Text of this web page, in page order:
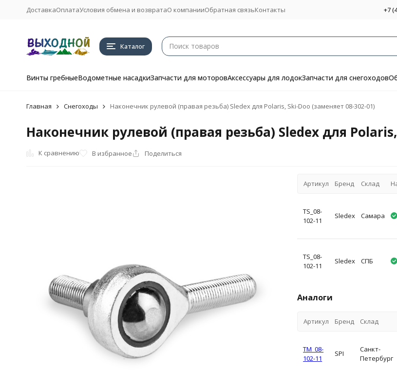
ДоставкаОплатаУсловия обмена и возвратаО компанииОбратная связьКонтакты +7
Каталог
Винты гребныеВодометные насадкиЗапчасти для моторовАксессуары для лодокЗапчасти для снегоходов
Главная Снегоходы Наконечник рулевой (правая резьба) Sledex для Polaris, Ski-Doo (заменяет 08-302-01)
Наконечник рулевой (правая резьба) Sledex для
К сравнению В избранное Поделиться
Артикул Бренд Склад
TS_08-
102-11
Sledex Самара
TS_08-
102-11
Sledex СПБ
Аналоги
Артикул Бренд Склад
TM_08-
102-11
SPI
Санкт-
Петербург